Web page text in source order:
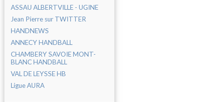
ASSAU ALBERTVILLE - UGINE
Jean Pierre sur TWITTER
HANDNEWS
ANNECY HANDBALL
CHAMBERY SAVOIE MONT-
BLANC HANDBALL
VAL DE LEYSSE HB
Ligue AURA